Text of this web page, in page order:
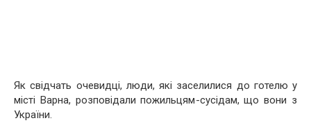
Як свідчать очевидці, люди, які заселилися до готелю у
місті Варна, розповідали пожильцям-сусідам, що вони з
України.